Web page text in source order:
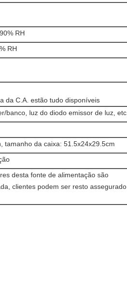
RH
RH
da C.A. estão tudo disponíveis
banco, luz do diodo emissor de luz, etc.
tamanho da caixa: 51.5x24x29.5cm
desta fonte de alimentação são
clientes podem ser resto assegurado